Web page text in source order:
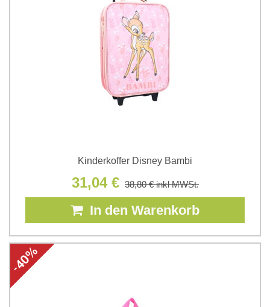
Kinderkoffer Disney Bambi
31,04 € 38,80 €inkl MWSt.
In den Warenkorb